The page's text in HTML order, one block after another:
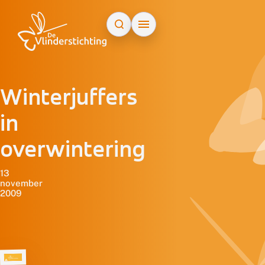
Winterjuffers
in
overwintering
13
november
2009